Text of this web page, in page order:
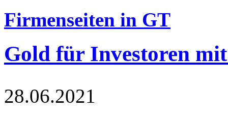
Firmenseiten in GT
Gold für Investoren
28.06.2021